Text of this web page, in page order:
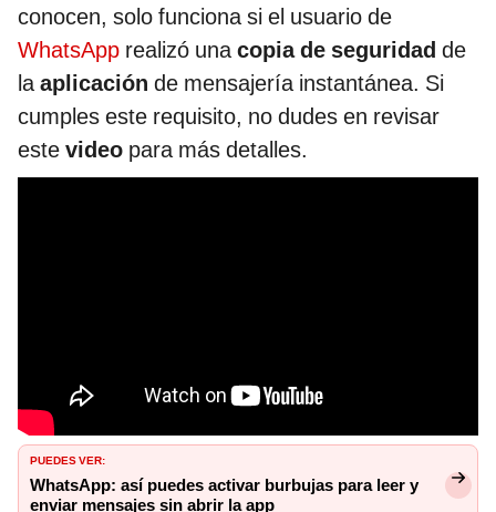
conocen, solo funciona si el usuario de
WhatsApp realizó una copia de seguridad de
la aplicación de mensajería instantánea. Si
cumples este requisito, no dudes en revisar
este video para más detalles.
PUEDES VER:
WhatsApp: así puedes activar burbujas para leer y
enviar mensajes sin abrir la app